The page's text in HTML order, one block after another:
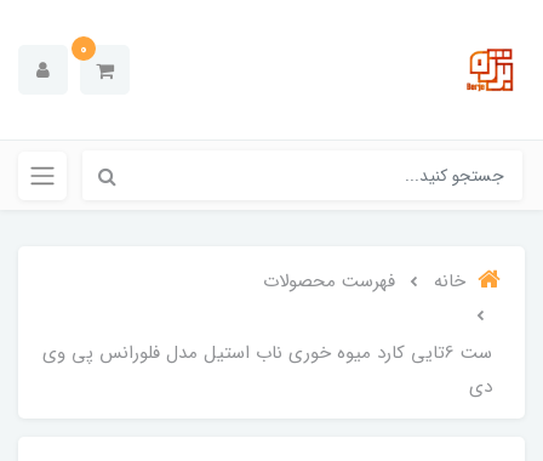
0
خانه فهرست محصولات
ست 6تایی کارد میوه خوری ناب استیل مدل فلورانس پی وی
دی